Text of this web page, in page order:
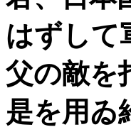
はずして
父の敵を
是を用ゐ